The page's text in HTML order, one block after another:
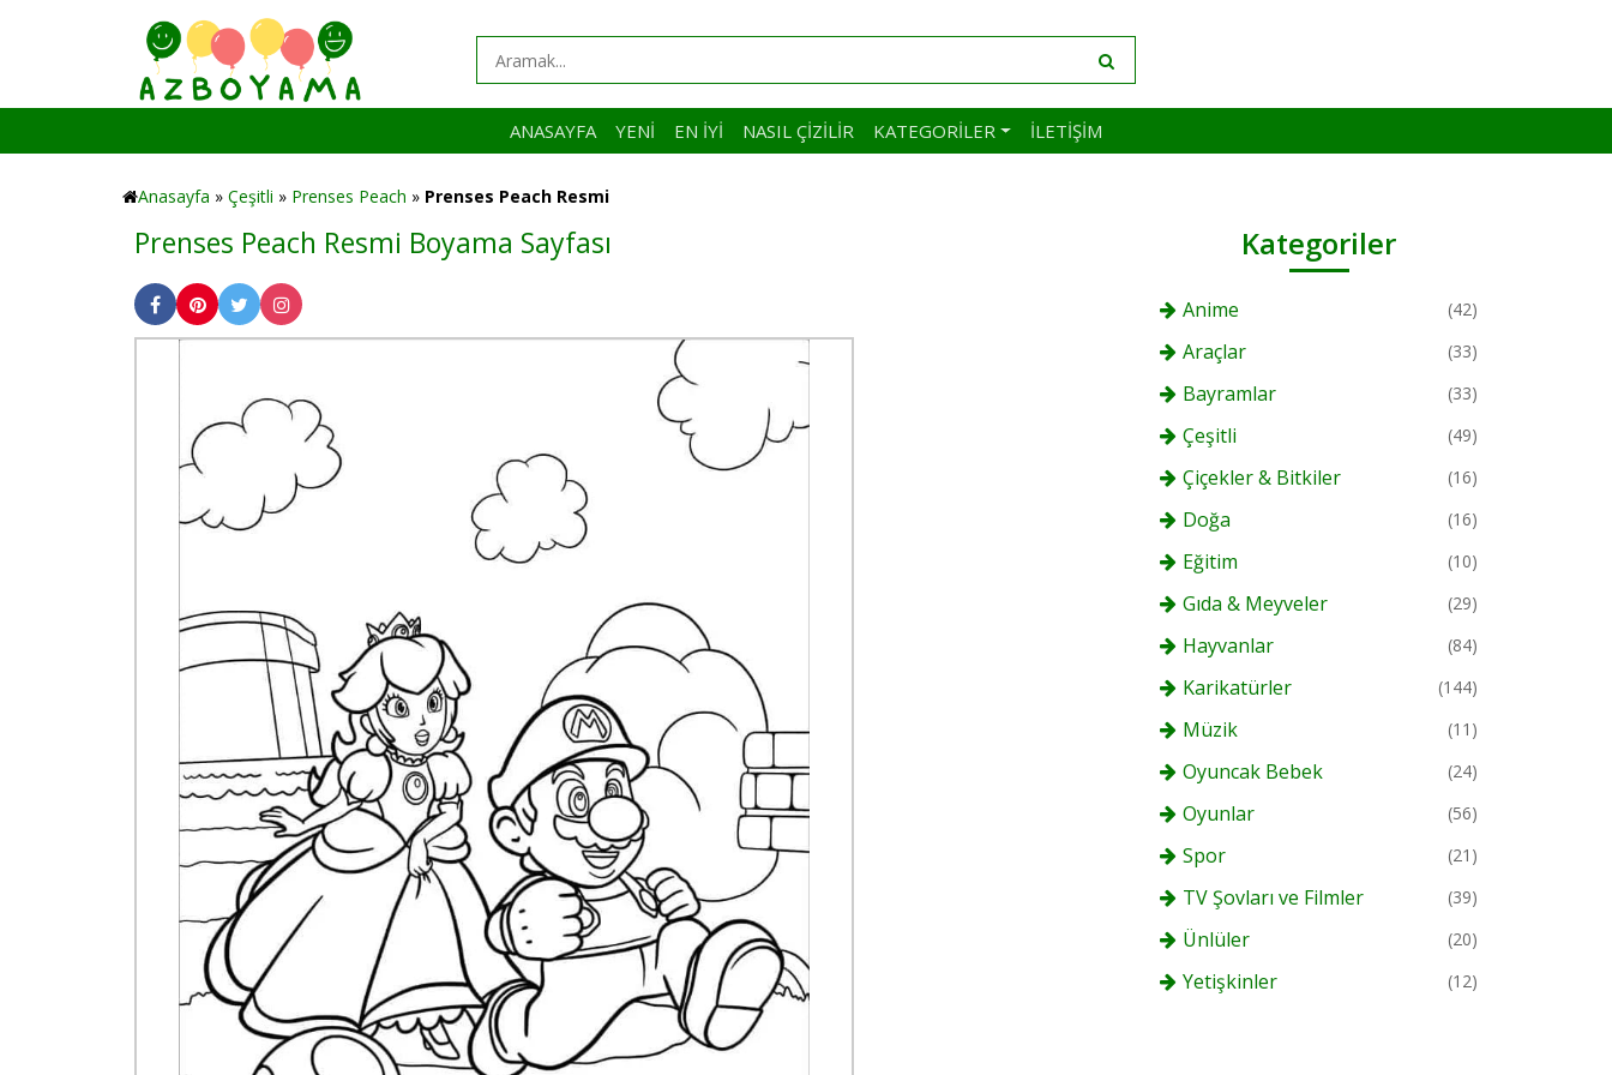
ANASAYFA YENI EN İYI NASIL ÇIZILIR KATEGORILER İLETIŞIM
Anasayfa » Çeşitli » Prenses Peach » Prenses Peach Resmi
Prenses Peach Resmi Boyama Sayfası Kategoriler
Anime (42)
Araçlar (33)
Bayramlar (33)
Çeşitli (49)
Çiçekler & Bitkiler (16)
Doğa (16)
Eğitim (10)
Gıda & Meyveler (29)
Hayvanlar (84)
Karikatürler (144)
Müzik (11)
Oyuncak Bebek (24)
Oyunlar (56)
Spor (21)
TV Şovları ve Filmler (39)
Ünlüler (20)
Yetişkinler (12)